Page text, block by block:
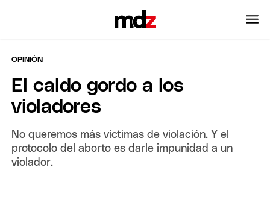
OPINIÓN
El caldo gordo a los
violadores
No queremos más víctimas de violación. Y el
protocolo del aborto es darle impunidad a un
violador.